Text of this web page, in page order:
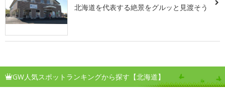
北海道を代表する絶景をグルッと見渡そう
GW人気スポットランキングから探す【北海道】